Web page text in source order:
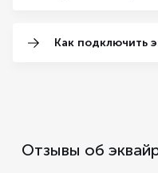
Как подключить
Отзывы об